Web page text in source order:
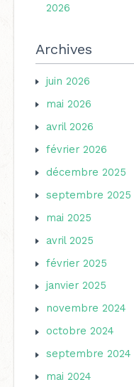
2026
Archives
juin 2026
mai 2026
avril 2026
février 2026
décembre 2025
septembre 2025
mai 2025
avril 2025
février 2025
janvier 2025
novembre 2024
octobre 2024
septembre 2024
mai 2024